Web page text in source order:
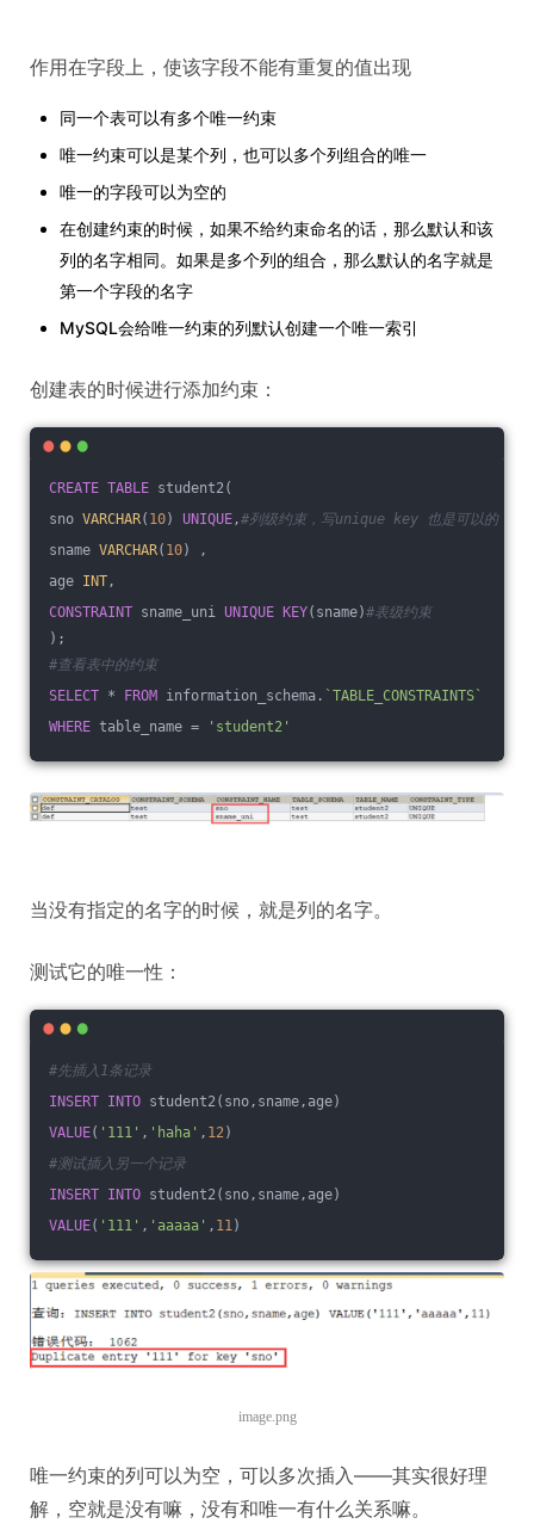
作用在字段上，使该字段不能有重复的值出现
同一个表可以有多个唯一约束
唯一约束可以是某个列，也可以多个列组合的唯一
唯一的字段可以为空的
在创建约束的时候，如果不给约束命名的话，那么默认和该
列的名字相同。如果是多个列的组合，那么默认的名字就是
第一个字段的名字
MySQL会给唯一约束的列默认创建一个唯一索引
创建表的时候进行添加约束：
CREATE TABLE student2(
sno VARCHAR( 10) UNIQUE,#列级约束，写unique key 也是可以的
sname VARCHAR( 10) ,
age INT,
CONSTRAINT sname_uni UNIQUE KEY(sname)#表级约束
);
#查看表中的约束
SELECT * FROM information_schema. `TABLE_CONSTRAINTS`
WHERE table_name = 'student2'
当没有指定的名字的时候，就是列的名字。
测试它的唯一性：
#先插入1条记录
INSERT INTO student2(sno,sname,age)
VALUE( '111' , 'haha' , 12)
#测试插入另一个记录
INSERT INTO student2(sno,sname,age)
VALUE( '111' , 'aaaaa' , 11)
image.png
唯一约束的列可以为空，可以多次插入——其实很好理
解，空就是没有嘛，没有和唯一有什么关系嘛。